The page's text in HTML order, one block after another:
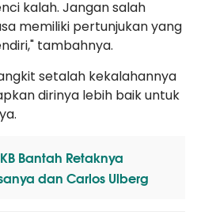
kalah. Jangan salah
memiliki pertunjukan yang
tambahnya.
setalah kekalahannya
dirinya lebih baik untuk
Bantah Retaknya
dan Carlos Ulberg